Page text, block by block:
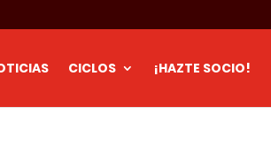
CICLOS ¡HAZTE SOCIO!